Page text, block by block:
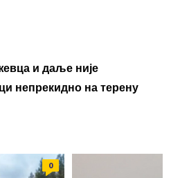
и даље није
непрекидно на терену
0